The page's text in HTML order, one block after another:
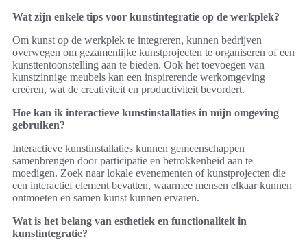
Wat zijn enkele tips voor kunstintegratie op de werkplek?
Om kunst op de werkplek te integreren, kunnen bedrijven
overwegen om gezamenlijke kunstprojecten te organiseren of een
kunsttentoonstelling aan te bieden. Ook het toevoegen van
kunstzinnige meubels kan een inspirerende werkomgeving
creëren, wat de creativiteit en productiviteit bevordert.
Hoe kan ik interactieve kunstinstallaties in mijn omgeving
gebruiken?
Interactieve kunstinstallaties kunnen gemeenschappen
samenbrengen door participatie en betrokkenheid aan te
moedigen. Zoek naar lokale evenementen of kunstprojecten die
een interactief element bevatten, waarmee mensen elkaar kunnen
ontmoeten en samen kunst kunnen ervaren.
Wat is het belang van esthetiek en functionaliteit in
kunstintegratie?